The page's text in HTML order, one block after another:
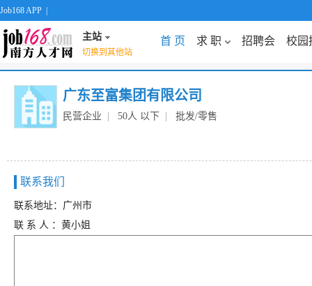
Job168 APP
主站
切换到其他站
首 页 求 职 招聘会 校园
广东至富集团有限公司
民营企业 50人 以下 批发/零售
联系我们
联系地址：广州市
联 系 人 ：黄小姐